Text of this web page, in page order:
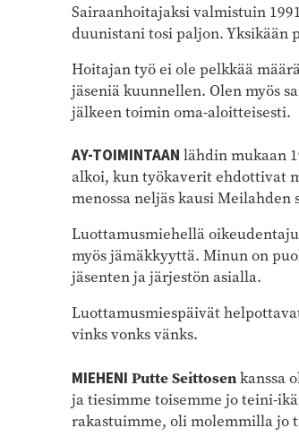
Sairaanhoitajaksi valmistuin
duunistani tosi paljon. Yksikään
Hoitajan työ ei ole pelkkää
jäseniä kuunnellen. Olen myös
jälkeen toimin oma-aloitteisesti.
AY-TOIMINTAAN lähdin mukaan
alkoi, kun työkaverit ehdottivat
menossa neljäs kausi Meilahden
Luottamusmiehellä
myös jämäkkyyttä. Minun on
jäsenten ja järjestön asialla.
Luottamusmiespäivät
vinks vonks vänks.
MIEHENI Putte Seittosenkanssa
ja tiesimme toisemme jo teini-
rakastuimme, oli molemmilla jo